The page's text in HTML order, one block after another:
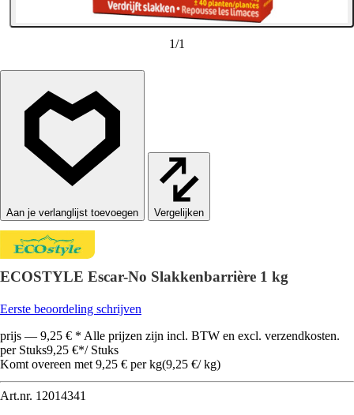
1/1
Vergelijken
ECOSTYLE Escar-No Slakkenbarrière 1 kg
Eerste beoordeling schrijven
prijs — 9,25 € * Alle prijzen zijn incl. BTW en excl. verzendkosten.
per Stuks9,25 €*/ Stuks
Komt overeen met 9,25 € per kg(9,25 €/ kg)
Art.nr. 12014341